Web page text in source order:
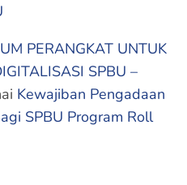
PERANGKAT UNTUK
SPBU –
Kewajiban Pengadaan
SPBU Program Roll